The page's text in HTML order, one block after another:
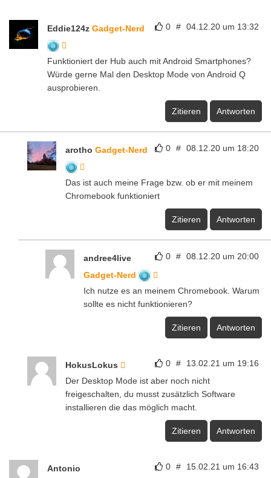
0 # 04.12.20 um 13:32
Eddie124z Gadget-Nerd
Funktioniert der Hub auch mit Android Smartphones?
Würde gerne Mal den Desktop Mode von Android Q
ausprobieren.
Zitieren Antworten
0 # 08.12.20 um 18:20
arotho Gadget-Nerd
Das ist auch meine Frage bzw. ob er mit meinem
Chromebook funktioniert
Zitieren Antworten
0 # 08.12.20 um 20:00
andree4live
Gadget-Nerd
Ich nutze es an meinem Chromebook. Warum
sollte es nicht funktionieren?
Zitieren Antworten
0 # 13.02.21 um 19:16
HokusLokus
Der Desktop Mode ist aber noch nicht
freigeschalten, du musst zusätzlich Software
installieren die das möglich macht.
Zitieren Antworten
0 # 15.02.21 um 16:43
Antonio